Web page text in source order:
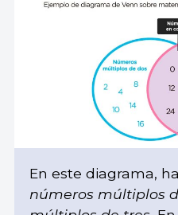
En este diagrama,
números múltiplos